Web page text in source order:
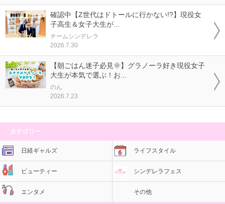
確認中【Z世代はドトールに行かない!?】現役女
子高生＆女子大生が...
チームシンデレラ
2026.7.30
【朝ごはん迷子必見🌞】グラノーラ好き現役女子
大生が本気で選ぶ！お...
のん
2026.7.23
カテゴリー
日経ギャルズ ライフスタイル
ビューティー シンデレラフェス
エンタメ その他